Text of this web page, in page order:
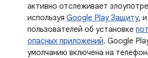
активно отслеживает
используя Google Play Защиту,
пользователей об установке
опасных приложений. Google
умолчанию включена на